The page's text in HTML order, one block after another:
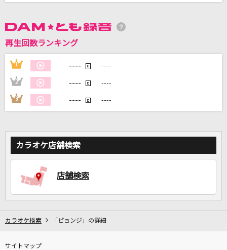
山口百恵
[生音]いとしのエリー
サザンオールスターズ
カラオケをもっと楽しもう！
再生回数ランキング
1 ---- 回 ----
2 ---- 回 ----
3 ---- 回 ----
カラオケ店舗検索
店舗検索
カラオケ検索 「ピョンジ」の詳細
サイトマップ